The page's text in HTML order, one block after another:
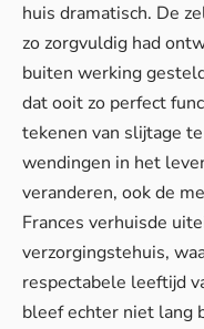
huis dramatisch. De
zo zorgvuldig had
buiten werking
dat ooit zo perfect
tekenen van slijtage
wendingen in het
veranderen, ook de
Frances verhuisde
verzorgingstehuis,
respectabele leeftijd
bleef echter niet lang